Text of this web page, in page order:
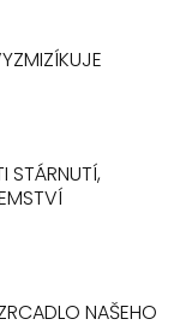
STÁRNUTÍ,
NAŠEHO